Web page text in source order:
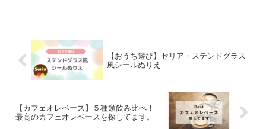
【おうち遊び】セリア・ステンドグラス
風シールぬりえ
【カフェオレベース】５種類飲み比べ！
最高のカフェオレベースを探してます。